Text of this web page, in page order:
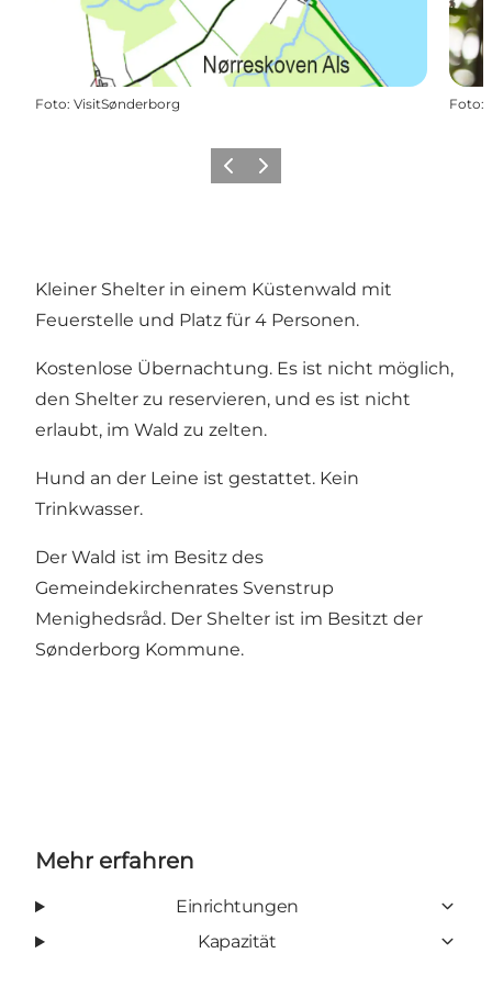
Foto: VisitSønderborg Foto:
ZurückWeiter
Kleiner Shelter in einem Küstenwald mit
Feuerstelle und Platz für 4 Personen.
Kostenlose Übernachtung. Es ist nicht möglich,
den Shelter zu reservieren, und es ist nicht
erlaubt, im Wald zu zelten.
Hund an der Leine ist gestattet. Kein
Trinkwasser.
Der Wald ist im Besitz des
Gemeindekirchenrates Svenstrup
Menighedsråd. Der Shelter ist im Besitzt der
Sønderborg Kommune.
Mehr erfahren
Einrichtungen
Kapazität